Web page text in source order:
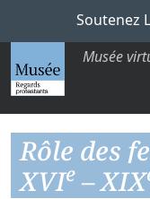
Soutenez
Musée
Rôle des
XVIe – XIX